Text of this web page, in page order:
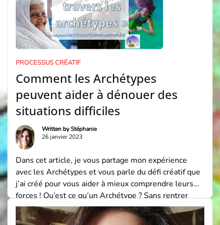
PROCESSUS CRÉATIF
Comment les Archétypes
peuvent aider à dénouer des
situations difficiles
Written byStéphanie
26 janvier 2023
Dans cet article, je vous partage mon expérience
avec les Archétypes et vous parle du défi créatif que
j’ai créé pour vous aider à mieux comprendre leurs
forces ! Qu’est ce qu’un Archétype ? Sans rentrer
dans des concepts trop psychologiques (C.Jung
explique cela mieux que moi), il s’agit d’une